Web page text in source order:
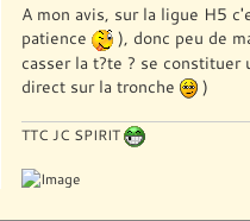
A mon avis, sur la ligue H5
patience
), donc peu de
casser la t?te ? se constituer
direct sur la tronche
)
TTC JC SPIRIT